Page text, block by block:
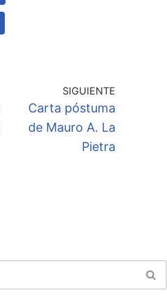
SIGUIENTE
Carta póstuma
de Mauro A. La
Pietra